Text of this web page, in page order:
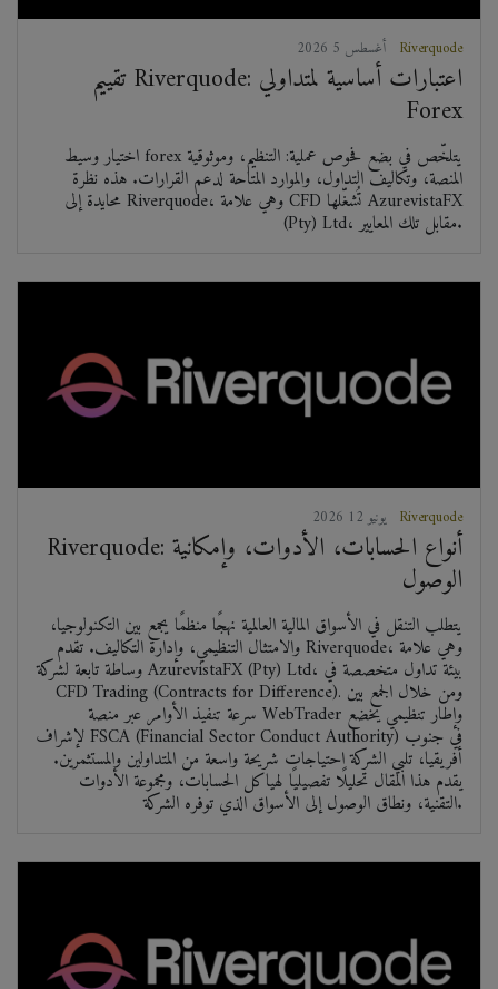
Riverquode
تقييم Riverquode: اعتبارات أساسية لمتداولي
Forex
اختيار وسيط forex يتلخّص في بضع فحوص عملية: التنظيم، وموثوقية
المنصة، وتكاليف التداول، والموارد المتاحة لدعم القرارات. هذه نظرة
محايدة إلى Riverquode، وهي علامة CFD تُشغّلها AzurevistaFX
(Pty) Ltd، مقابل تلك المعايير.
2026 يونيو 12 Riverquode
Riverquode: أنواع الحسابات، الأدوات، وإمكانية
الوصول
يتطلب التنقل في الأسواق المالية العالمية نهجًا منظمًا يجمع بين التكنولوجيا،
والامتثال التنظيمي، وإدارة التكاليف. تقدم Riverquode، وهي علامة
وساطة تابعة لشركة AzurevistaFX (Pty) Ltd، بيئة تداول متخصصة في
CFD Trading (Contracts for Difference). ومن خلال الجمع بين
سرعة تنفيذ الأوامر عبر منصة WebTrader وإطار تنظيمي يخضع
لإشراف FSCA (Financial Sector Conduct Authority) في جنوب
أفريقيا، تلبي الشركة احتياجات شريحة واسعة من المتداولين والمستثمرين.
يقدم هذا المقال تحليلًا تفصيليًا لهياكل الحسابات، ومجموعة الأدوات
التقنية، ونطاق الوصول إلى الأسواق الذي توفره الشركة.